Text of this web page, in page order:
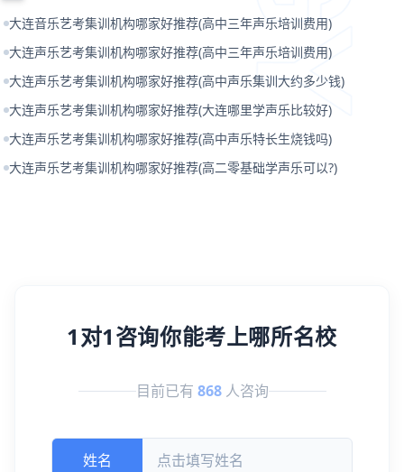
大连音乐艺考集训机构哪家好推荐(高中三年声乐培训费用)
大连声乐艺考集训机构哪家好推荐(高中三年声乐培训费用)
大连声乐艺考集训机构哪家好推荐(高中声乐集训大约多少钱)
大连声乐艺考集训机构哪家好推荐(大连哪里学声乐比较好)
大连声乐艺考集训机构哪家好推荐(高中声乐特长生烧钱吗)
大连声乐艺考集训机构哪家好推荐(高二零基础学声乐可以?)
1对1咨询你能考上哪所名校
目前已有 868 人咨询
姓名